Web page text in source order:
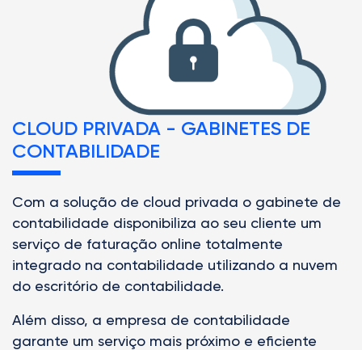
CLOUD PRIVADA - GABINETES DE
CONTABILIDADE
Com a solução de cloud privada o gabinete de
contabilidade disponibiliza ao seu cliente um
serviço de faturação online totalmente
integrado na contabilidade utilizando a nuvem
do escritório de contabilidade.
Além disso, a empresa de contabilidade
garante um serviço mais próximo e eficiente